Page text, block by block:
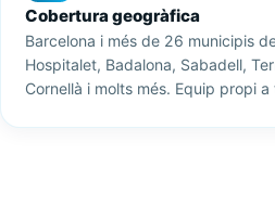
Cobertura geogràfica
Barcelona i més de 26 municipis
Hospitalet, Badalona, Sabadell,
Cornellà i molts més. Equip propi